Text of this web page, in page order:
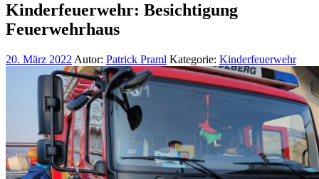
Kinderfeuerwehr: Besichtigung
Feuerwehrhaus
20. März 2022 Autor: Patrick Praml Kategorie: Kinderfeuerwehr